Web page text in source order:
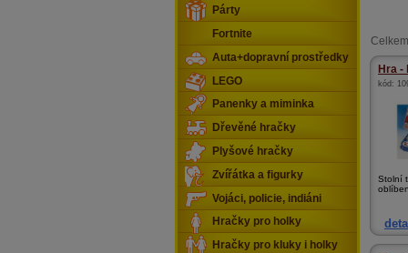
Hra -
kód:
Stolní
Párty
Fortnite
Auta+dopravní prostředky
LEGO
Panenky a miminka
Dřevěné hračky
Plyšové hračky
Zvířátka a figurky
Vojáci, policie, indiáni
Hračky pro holky
Hračky pro kluky i holky